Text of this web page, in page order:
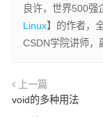
良许，世界500强
Linux】的作者，
CSDN学院讲师，
上一篇
void的多种用法